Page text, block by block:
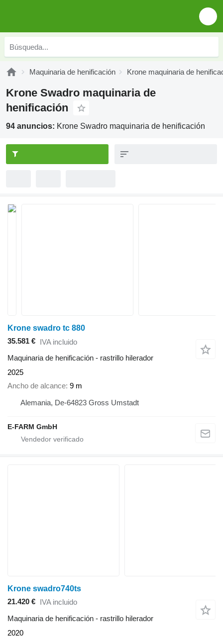
Maquinaria de henificación Krone maquinaria de
Krone Swadro maquinaria de
henificación
94 anuncios: Krone Swadro maquinaria de henificación
Krone swadro tc 880
35.581 € IVA incluido
Maquinaria de henificación - rastrillo hilerador
2025
Ancho de alcance 9 m
Alemania, De-64823 Gross Umstadt
E-FARM GmbH
Krone swadro740ts
21.420 € IVA incluido
Maquinaria de henificación - rastrillo hilerador
2020